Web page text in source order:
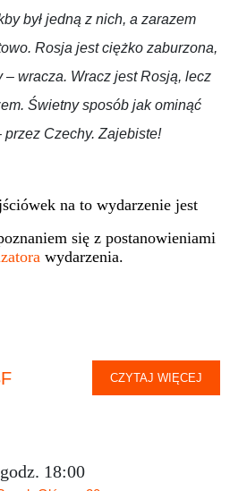
był jedną z nich, a zarazem
Rosja jest ciężko zaburzona,
– wracza. Wracz jest Rosją, lecz
Świetny sposób jak ominąć
przez Czechy. Zajebiste!
na to wydarzenie jest
się z postanowieniami
wydarzenia.
CZYTAJ WIĘCEJ
18:00